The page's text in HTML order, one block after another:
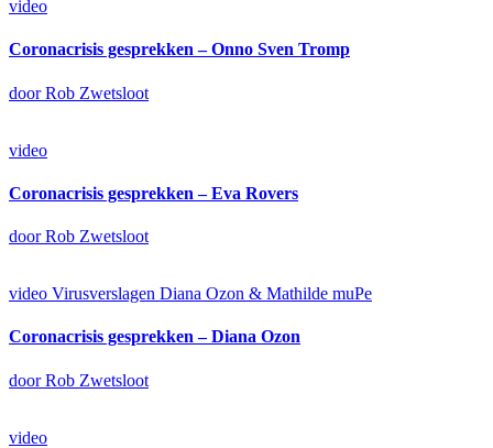
video
Coronacrisis gesprekken – Onno Sven Tromp
door Rob Zwetsloot
video
Coronacrisis gesprekken – Eva Rovers
door Rob Zwetsloot
video Virusverslagen Diana Ozon & Mathilde muPe
Coronacrisis gesprekken – Diana Ozon
door Rob Zwetsloot
video